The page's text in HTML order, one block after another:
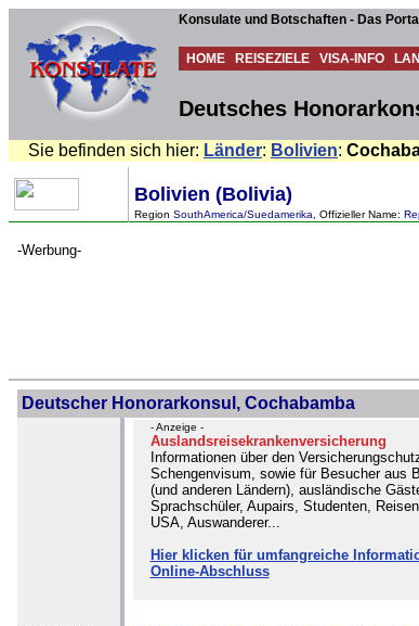
Konsulate und Botschaften - Das
HOME REISEZIELE VISA-INFO
Deutsches
Sie befinden sich hier: Länder: Bolivien:
Bolivien (Bolivia)
Region SouthAmerica/Suedamerika , Offizieller Name:
-Werbung-
Deutscher Honorarkonsul, Cochabamba
- Anzeige -
Auslandsreisekrankenversicherung
Informationen über den
Schengenvisum, sowie für Besucher aus
(und anderen Ländern), ausländische
Sprachschüler, Aupairs, Studenten,
USA, Auswanderer...
Hier klicken für umfangreiche
Online-Abschluss